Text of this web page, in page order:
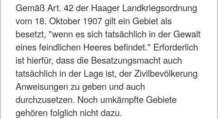
Gemäß Art. 42 der Haager Landkriegsordnung
vom 18. Oktober 1907 gilt ein Gebiet als
besetzt, "wenn es sich tatsächlich in der Gewalt
eines feindlichen Heeres befindet." Erforderlich
ist hierfür, dass die Besatzungsmacht auch
tatsächlich in der Lage ist, der Zivilbevölkerung
Anweisungen zu geben und auch
durchzusetzen. Noch umkämpfte Gebiete
gehören folglich nicht dazu.